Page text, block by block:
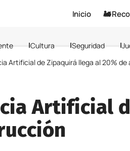
Inicio 🚂
Cultura Seguridad
Artificial de Zipaquirá llega al 20%
Artificial